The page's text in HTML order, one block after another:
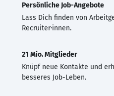
Persönliche Job-Angebote
Lass Dich finden von
Recruiter·innen.
21 Mio. Mitglieder
Knüpf neue Kontakte und
besseres Job-Leben.